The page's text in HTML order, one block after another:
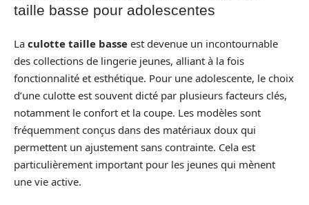
taille basse pour adolescentes
La culotte taille basse est devenue un incontournable
des collections de lingerie jeunes, alliant à la fois
fonctionnalité et esthétique. Pour une adolescente, le choix
d’une culotte est souvent dicté par plusieurs facteurs clés,
notamment le confort et la coupe. Les modèles sont
fréquemment conçus dans des matériaux doux qui
permettent un ajustement sans contrainte. Cela est
particulièrement important pour les jeunes qui mènent
une vie active.